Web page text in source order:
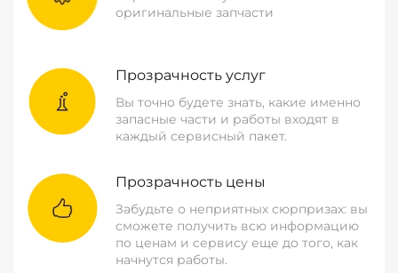
оригинальные запчасти
Прозрачность услуг
Вы точно будете знать, какие именно
запасные части и работы входят в
каждый сервисный пакет.
Прозрачность цены
Забудьте о неприятных сюрпризах: вы
сможете получить всю информацию
по ценам и сервису еще до того, как
начнутся работы.